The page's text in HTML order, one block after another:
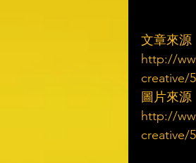
文章來源
http://
creative/
圖片來源
http://
creative/